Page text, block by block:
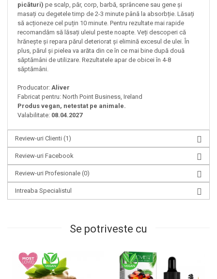
picături) pe scalp, păr, corp, barbă, sprâncene sau gene și
masați cu degetele timp de 2-3 minute până la absorbție. Lăsați
să acționeze cel puțin 10 minute. Pentru rezultate mai rapide
recomandăm să lăsați uleiul peste noapte. Veți descoperi că
hrănește și repara părul deteriorat și elimină excesul de ulei. În
plus, părul și pielea va arăta din ce în ce mai bine după două
săptămâni de utilizare.​ Rezultatele apar de obicei în 4-8
săptămâni.
Producator: Aliver
Fabricat pentru: North Point Business, Ireland
Produs vegan, netestat pe animale.
Valabilitate: 08.04.2027
Review-uri Clienti (1)
Review-uri Facebook
Review-uri Profesionale (0)
Intreaba Specialistul
Se potriveste cu